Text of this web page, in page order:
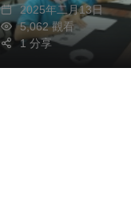
2025年二月13日
5,062 觀看
1 分享